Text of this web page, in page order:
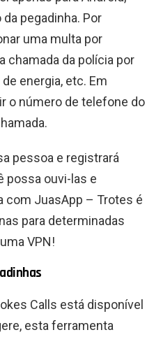
pegadinha. Por
uma multa por
chamada da polícia por
energia, etc. Em
o número de telefone do
pessoa e registrará
possa ouvi-las e
com JuasApp – Trotes é
para determinadas
VPN!
Calls está disponível
esta ferramenta